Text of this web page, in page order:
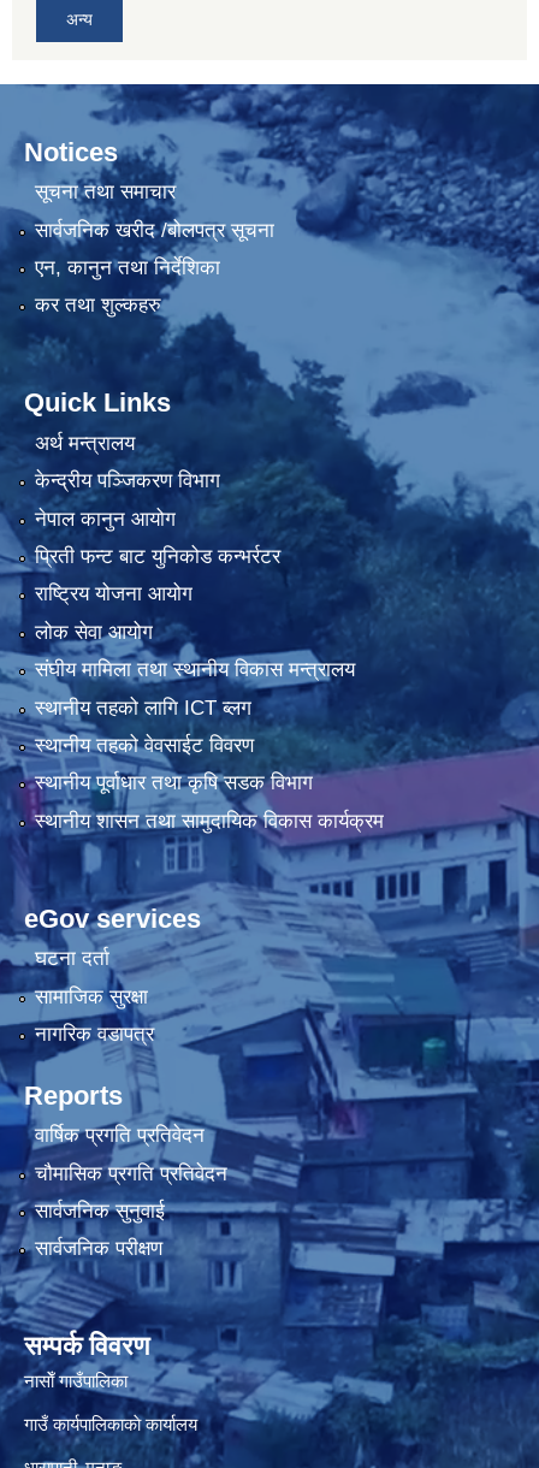
अन्य
Notices
सूचना तथा समाचार
सार्वजनिक खरीद /बोलपत्र सूचना
एन, कानुन तथा निर्देशिका
कर तथा शुल्कहरु
Quick Links
अर्थ मन्त्रालय
केन्द्रीय पञ्जिकरण विभाग
नेपाल कानुन आयोग
प्रिती फन्ट बाट युनिकोड कन्भर्रटर
राष्ट्रिय योजना आयोग
लोक सेवा आयोग
संघीय मामिला तथा स्थानीय विकास मन्त्रालय
स्थानीय तहको लागि ICT ब्लग
स्थानीय तहको वेवसाईट विवरण
स्थानीय पूर्वाधार तथा कृषि सडक विभाग
स्थानीय शासन तथा सामुदायिक विकास कार्यक्रम
eGov services
घटना दर्ता
सामाजिक सुरक्षा
नागरिक वडापत्र
Reports
वार्षिक प्रगति प्रतिवेदन
चौमासिक प्रगति प्रतिवेदन
सार्वजनिक सुनुवाई
सार्वजनिक परीक्षण
सम्पर्क विवरण
नासाेँ गाउँपालिका
गाउँ कार्यपालिकाकाे कार्यालय